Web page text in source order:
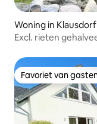
Woning in Klausdorf
Excl. rieten
Favoriet van
Favoriet van